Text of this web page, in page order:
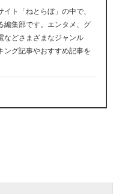
ト「ねとらぼ」の中で、
編集部です。エンタメ、グ
などさまざまなジャンル
ング記事やおすすめ記事を